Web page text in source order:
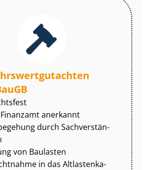
anerkannt
durch Sach­ver­stän­
von Baulasten
in das Alt­las­ten­ka­